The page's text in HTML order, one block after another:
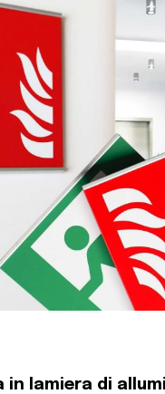
in lamiera di